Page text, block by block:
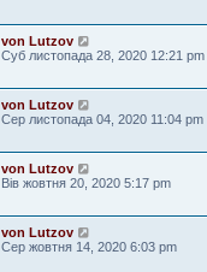
von Lutzov
Суб листопада 28, 2020 12:21 pm
von Lutzov
Сер листопада 04, 2020 11:04 pm
von Lutzov
Вів жовтня 20, 2020 5:17 pm
von Lutzov
Сер жовтня 14, 2020 6:03 pm